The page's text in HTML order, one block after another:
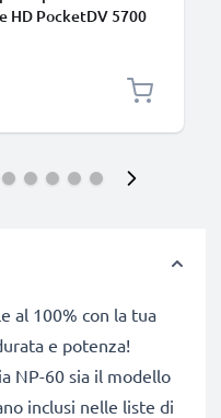
HD PocketDV 5700
al 100% con la tua
e potenza!
NP-60 sia il modello
inclusi nelle liste di